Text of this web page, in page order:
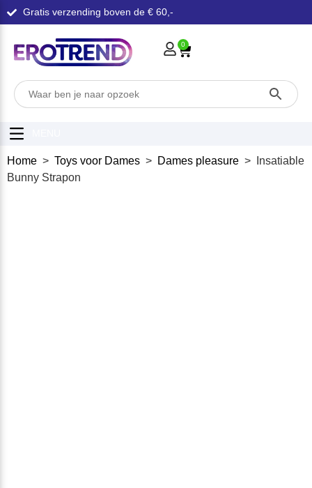
Gratis verzending boven de € 60,-
0
Home > Toys voor Dames > Dames pleasure > Insatiable
Bunny Strapon